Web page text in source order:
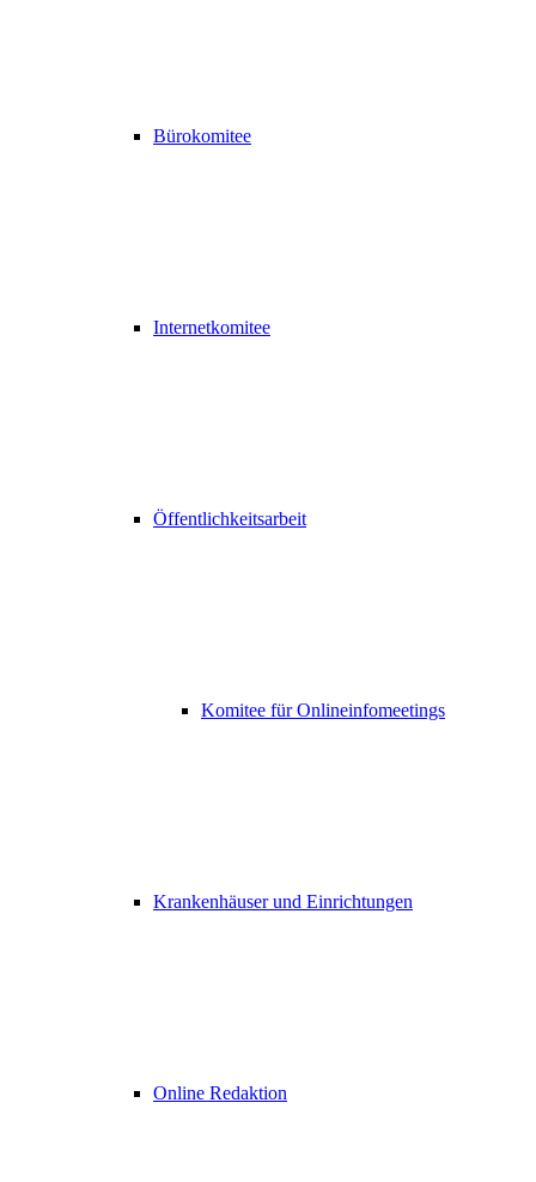
Bürokomitee
Internetkomitee
Öffentlichkeitsarbeit
Komitee für Onlineinfomeetings
Krankenhäuser und Einrichtungen
Online Redaktion